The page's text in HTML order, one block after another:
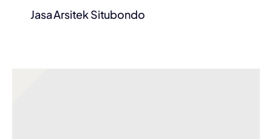
Jasa Arsitek Situbondo